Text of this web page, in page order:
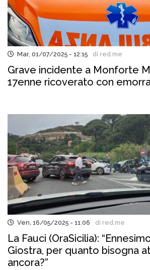
Mar, 01/07/2025 - 12:15 di red.me
Grave incidente a Monforte
17enne ricoverato con
Ven, 16/05/2025 - 11:06 di red.me
La Fauci (OraSicilia):
Giostra, per quanto bisogna
ancora?”